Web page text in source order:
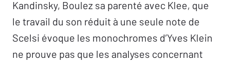
Kandinsky, Boulez sa parenté avec Klee, que
le travail du son réduit à une seule note de
Scelsi évoque les monochromes d’Yves Klein
ne prouve pas que les analyses concernant